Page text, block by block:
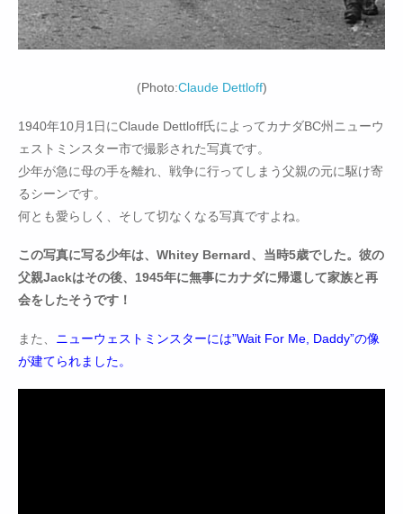
(Photo:Claude Dettloff)
1940年10月1日にClaude Dettloff氏によってカナダBC州ニューウ
ェストミンスター市で撮影された写真です。
少年が急に母の手を離れ、戦争に行ってしまう父親の元に駆け寄
るシーンです。
何とも愛らしく、そして切なくなる写真ですよね。
この写真に写る少年は、Whitey Bernard、当時5歳でした。彼の
父親Jackはその後、1945年に無事にカナダに帰還して家族と再
会をしたそうです！
また、 ニューウェストミンスターには”Wait For Me, Daddy”の像
が建てられました。